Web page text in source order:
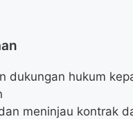
dukungan hukum
meninjau kontrak